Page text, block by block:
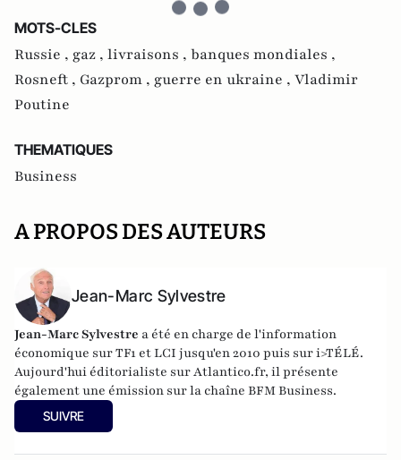
MOTS-CLES
Russie , gaz , livraisons , banques mondiales ,
Rosneft , Gazprom , guerre en ukraine , Vladimir
Poutine
THEMATIQUES
Business
A PROPOS DES AUTEURS
Jean-Marc Sylvestre
Jean-Marc Sylvestre a été en charge de l'information
économique sur TF1 et LCI jusqu'en 2010 puis sur i>TÉLÉ.
Aujourd'hui éditorialiste sur Atlantico.fr, il présente
également une émission sur la chaîne BFM Business.
SUIVRE